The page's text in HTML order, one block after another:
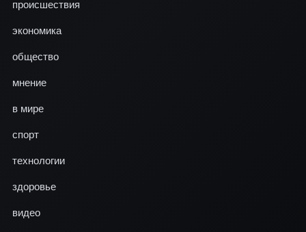
происшествия
экономика
общество
мнение
в мире
спорт
технологии
здоровье
видео